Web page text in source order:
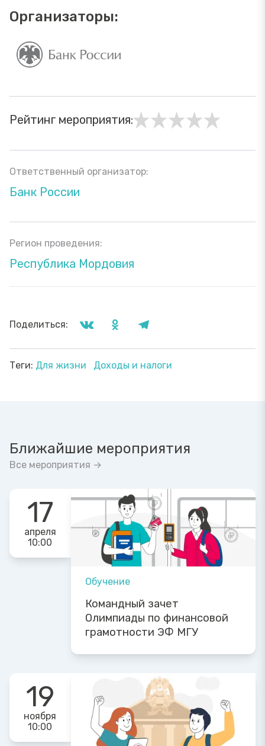
Организаторы:
Рейтинг мероприятия:
Ответственный организатор:
Банк России
Регион проведения:
Республика Мордовия
Поделиться:
Теги: Для жизни Доходы и налоги
Ближайшие мероприятия
Все мероприятия →
17
апреля
10:00
Обучение
Командный зачет
Олимпиады по финансовой
грамотности ЭФ МГУ
19
ноября
10:00